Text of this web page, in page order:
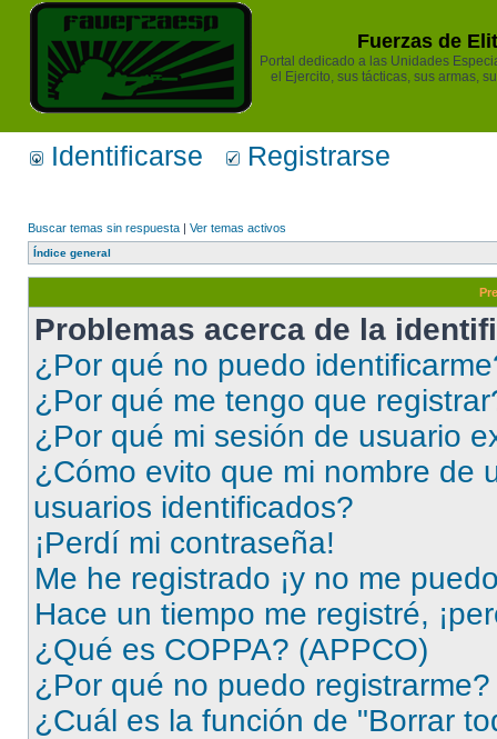
Fuerzas de
Portal dedicado a las Unidades
el Ejercito, sus tácticas, sus armas,
Identificarse Registrarse
Buscar temas sin respuesta | Ver temas activos
Índice general
Problemas acerca de la
¿Por qué no puedo
¿Por qué me tengo que
¿Por qué mi sesión de usuario
¿Cómo evito que mi nombre de
usuarios identificados?
¡Perdí mi contraseña!
Me he registrado ¡y no me
Hace un tiempo me registré,
¿Qué es COPPA? (APPCO)
¿Por qué no puedo registrarme?
¿Cuál es la función de "Borrar